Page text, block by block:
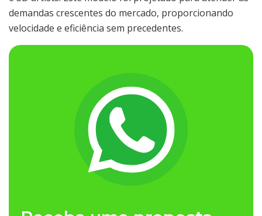
demandas crescentes do mercado, proporcionando
velocidade e eficiência sem precedentes.